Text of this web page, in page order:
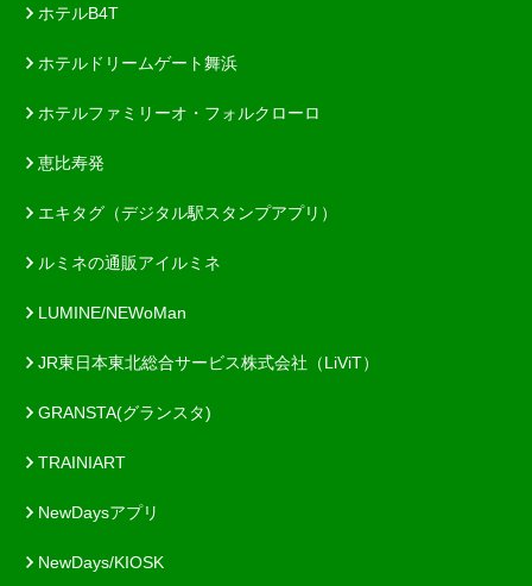
ホテルB4T
ホテルドリームゲート舞浜
ホテルファミリーオ・フォルクローロ
恵比寿発
エキタグ（デジタル駅スタンプアプリ）
ルミネの通販アイルミネ
LUMINE/NEWoMan
JR東日本東北総合サービス株式会社（LiViT）
GRANSTA(グランスタ)
TRAINIART
NewDaysアプリ
NewDays/KIOSK